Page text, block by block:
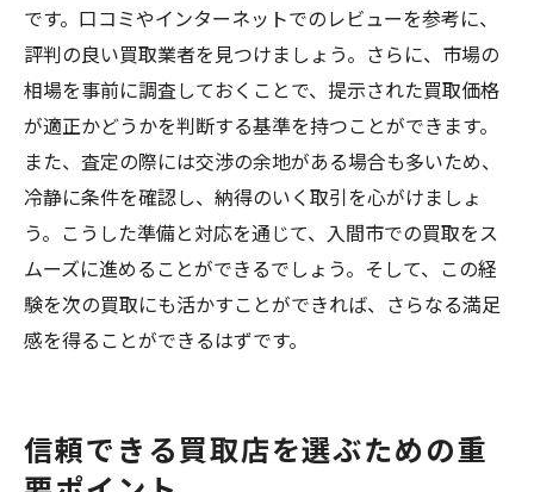
です。口コミやインターネットでのレビューを参考に、
評判の良い買取業者を見つけましょう。さらに、市場の
相場を事前に調査しておくことで、提示された買取価格
が適正かどうかを判断する基準を持つことができます。
また、査定の際には交渉の余地がある場合も多いため、
冷静に条件を確認し、納得のいく取引を心がけましょ
う。こうした準備と対応を通じて、入間市での買取をス
ムーズに進めることができるでしょう。そして、この経
験を次の買取にも活かすことができれば、さらなる満足
感を得ることができるはずです。
信頼できる買取店を選ぶための重